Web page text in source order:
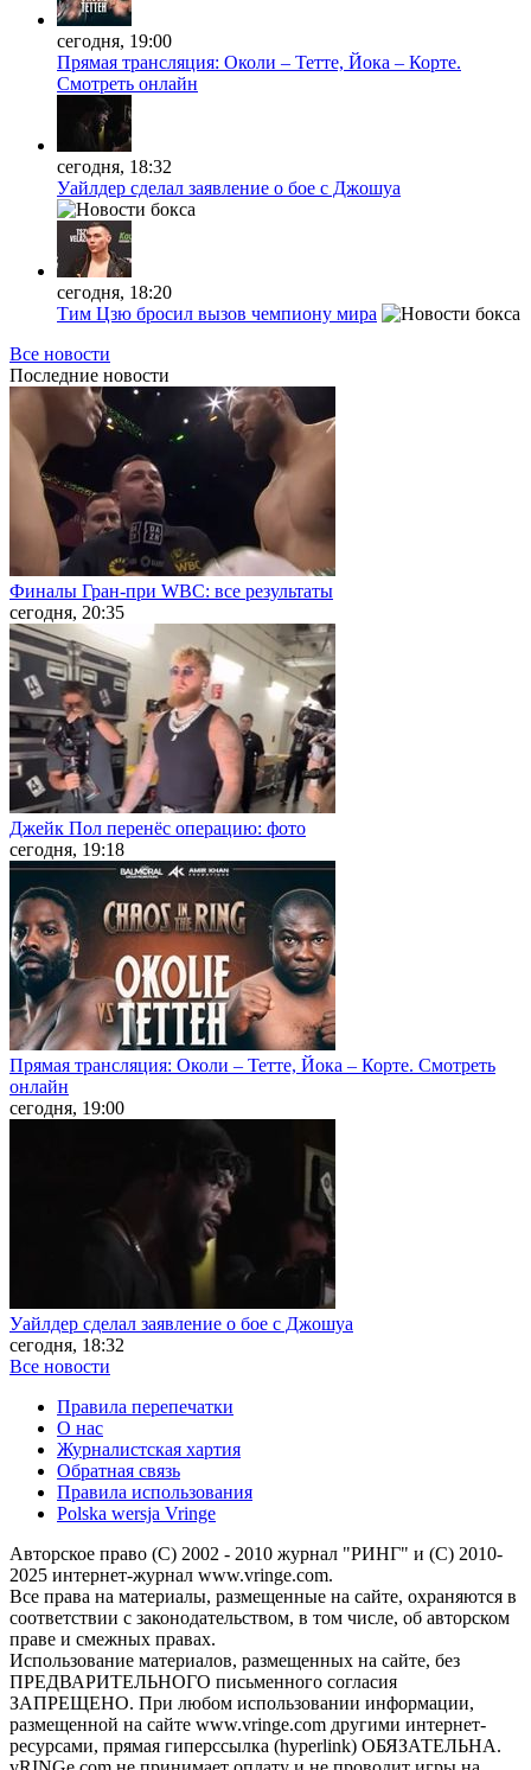
сегодня, 19:00
Прямая трансляция: Околи – Тетте, Йока – Корте.
Смотреть онлайн
сегодня, 18:32
Уайлдер сделал заявление о бое с Джошуа
сегодня, 18:20
Тим Цзю бросил вызов чемпиону мира
Все новости
Последние новости
Финалы Гран-при WBC: все результаты
сегодня, 20:35
Джейк Пол перенёс операцию: фото
сегодня, 19:18
Прямая трансляция: Околи – Тетте, Йока – Корте. Смотреть
онлайн
сегодня, 19:00
Уайлдер сделал заявление о бое с Джошуа
сегодня, 18:32
Все новости
Правила перепечатки
О нас
Журналистская хартия
Обратная связь
Правила использования
Polska wersja Vringe
Авторское право (С) 2002 - 2010 журнал "РИНГ" и (С) 2010-
2025 интернет-журнал www.vringe.com.
Все права на материалы, размещенные на сайте, охраняются в
соответствии с законодательством, в том числе, об авторском
праве и смежных правах.
Использование материалов, размещенных на сайте, без
ПРЕДВАРИТЕЛЬНОГО письменного согласия
ЗАПРЕЩЕНО. При любом использовании информации,
размещенной на сайте www.vringe.com другими интернет-
ресурсами, прямая гиперссылка (hyperlink) ОБЯЗАТЕЛЬНА.